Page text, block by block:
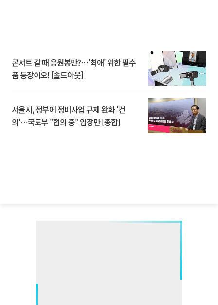
콘서트 갈 때 응원봉만?⋯'최애' 위한 필수
품 등장이오! [솔드아웃]
서울시, 정부에 정비사업 규제 완화 '건
의'⋯국토부 "협의 중" 입장만 [종합]